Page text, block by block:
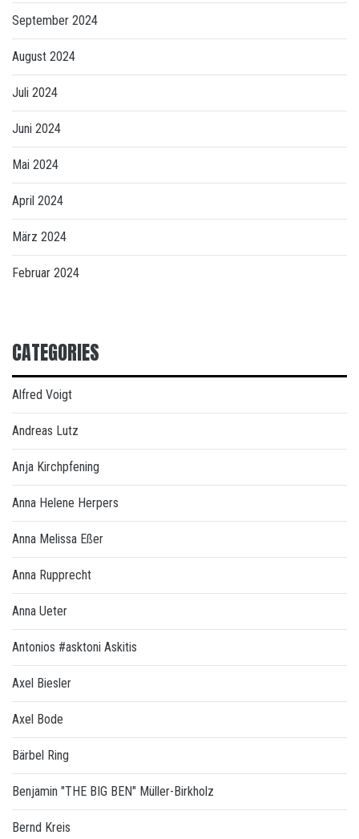
September 2024
August 2024
Juli 2024
Juni 2024
Mai 2024
April 2024
März 2024
Februar 2024
CATEGORIES
Alfred Voigt
Andreas Lutz
Anja Kirchpfening
Anna Helene Herpers
Anna Melissa Eßer
Anna Rupprecht
Anna Ueter
Antonios #asktoni Askitis
Axel Biesler
Axel Bode
Bärbel Ring
Benjamin "THE BIG BEN" Müller-Birkholz
Bernd Kreis